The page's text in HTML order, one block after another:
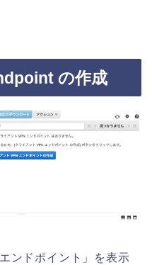
の作成
ンドポイント」を表示